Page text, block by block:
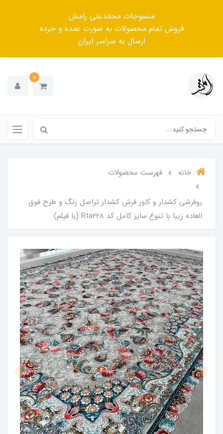
منسوجات محمّدعلی رامش
فروش تمام محصولات به صورت عمده و خرده
ارسال به سراسر ایران
0
خانه فهرست محصولات
روفرشی کشدار و کاور فرش کشدار تراصل رنگ و طرح فوق
العاده زیبا با تنوع سایز کامل کد Rta228 (با فیلم)